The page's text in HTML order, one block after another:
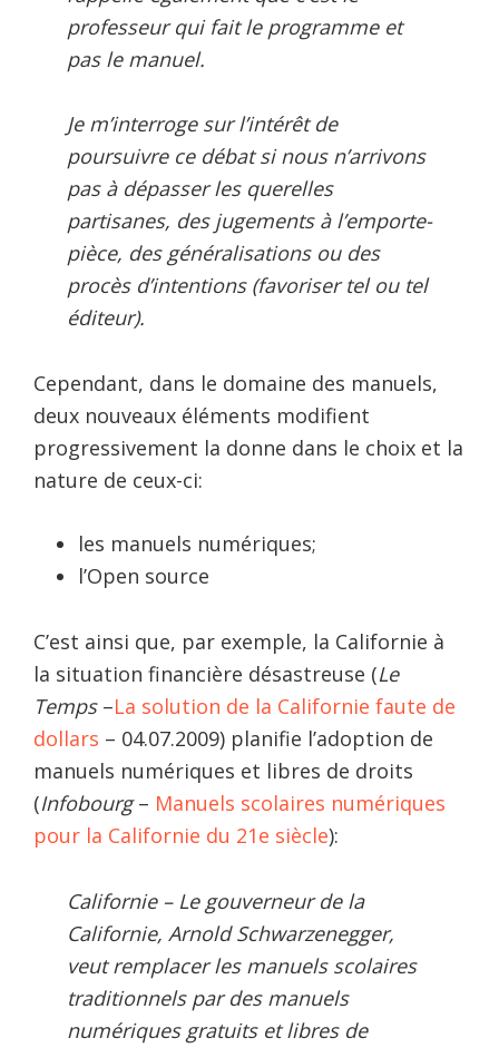
professeur qui fait le programme et
pas le manuel.
Je m’interroge sur l’intérêt de
poursuivre ce débat si nous n’arrivons
pas à dépasser les querelles
partisanes, des jugements à l’emporte-
pièce, des généralisations ou des
procès d’intentions (favoriser tel ou tel
éditeur).
Cependant, dans le domaine des manuels,
deux nouveaux éléments modifient
progressivement la donne dans le choix et la
nature de ceux-ci:
les manuels numériques;
l’Open source
C’est ainsi que, par exemple, la Californie à
la situation financière désastreuse (Le
Temps–La solution de la Californie faute de
dollars – 04.07.2009) planifie l’adoption de
manuels numériques et libres de droits
(Infobourg– Manuels scolaires numériques
pour la Californie du 21e siècle):
Californie – Le gouverneur de la
Californie, Arnold Schwarzenegger,
veut remplacer les manuels scolaires
traditionnels par des manuels
numériques gratuits et libres de